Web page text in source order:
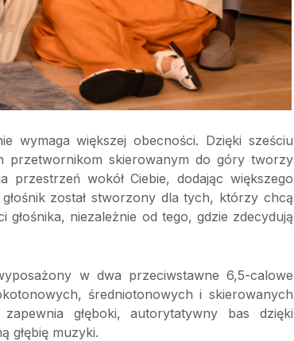
wymaga większej obecności. Dzięki sześciu
przetwornikom skierowanym do góry tworzy
przestrzeń wokół Ciebie, dodając większego
został stworzony dla tych, którzy chcą
niezależnie od tego, gdzie zdecydują
w dwa przeciwstawne 6,5-calowe
średniotonowych i skierowanych
głęboki, autorytatywny bas dzięki
głębię muzyki.